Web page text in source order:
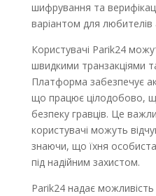
шифрування та
варіантом для любителів
Користувачі Parik24
швидкими транзакціями
Платформа забезпечує
що працює цілодобово,
безпеку гравців. Це
користувачі можуть
знаючи, що їхня
під надійним захистом.
Parik24 надає можливість